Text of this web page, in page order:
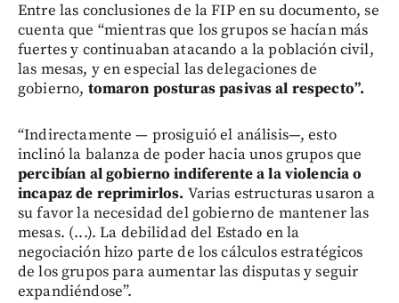
Entre las conclusiones de la FIP en su documento, se
cuenta que “mientras que los grupos se hacían más
fuertes y continuaban atacando a la población civil,
las mesas, y en especial las delegaciones de
gobierno, tomaron posturas pasivas al respecto”.
“Indirectamente — prosiguió el análisis—, esto
inclinó la balanza de poder hacia unos grupos que
percibían al gobierno indiferente a la violencia o
incapaz de reprimirlos. Varias estructuras usaron a
su favor la necesidad del gobierno de mantener las
mesas. (...). La debilidad del Estado en la
negociación hizo parte de los cálculos estratégicos
de los grupos para aumentar las disputas y seguir
expandiéndose”.